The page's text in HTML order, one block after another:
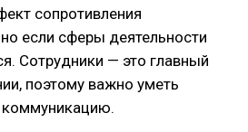
сопротивления
если сферы деятельности
Сотрудники — это главный
поэтому важно уметь
коммуникацию.